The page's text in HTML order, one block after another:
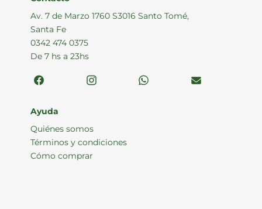
Av. 7 de Marzo 1760 S3016 Santo Tomé,
Santa Fe
0342 474 0375
De 7 hs a 23hs
Ayuda
Quiénes somos
Términos y condiciones
Cómo comprar